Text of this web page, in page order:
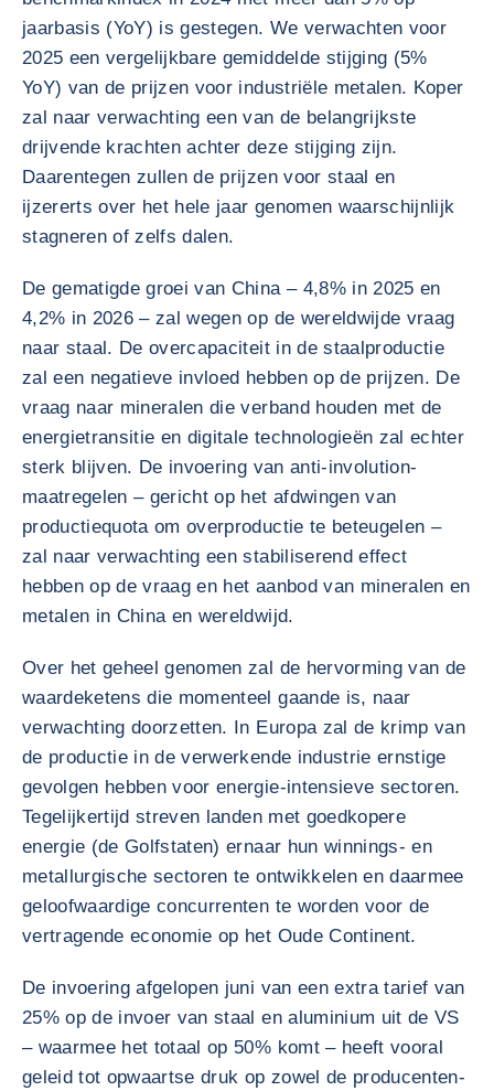
jaarbasis (YoY) is gestegen. We verwachten voor
2025 een vergelijkbare gemiddelde stijging (5%
YoY) van de prijzen voor industriële metalen. Koper
zal naar verwachting een van de belangrijkste
drijvende krachten achter deze stijging zijn.
Daarentegen zullen de prijzen voor staal en
ijzererts over het hele jaar genomen waarschijnlijk
stagneren of zelfs dalen.
De gematigde groei van China – 4,8% in 2025 en
4,2% in 2026 – zal wegen op de wereldwijde vraag
naar staal. De overcapaciteit in de staalproductie
zal een negatieve invloed hebben op de prijzen. De
vraag naar mineralen die verband houden met de
energietransitie en digitale technologieën zal echter
sterk blijven. De invoering van anti-involution-
maatregelen – gericht op het afdwingen van
productiequota om overproductie te beteugelen –
zal naar verwachting een stabiliserend effect
hebben op de vraag en het aanbod van mineralen en
metalen in China en wereldwijd.
Over het geheel genomen zal de hervorming van de
waardeketens die momenteel gaande is, naar
verwachting doorzetten. In Europa zal de krimp van
de productie in de verwerkende industrie ernstige
gevolgen hebben voor energie-intensieve sectoren.
Tegelijkertijd streven landen met goedkopere
energie (de Golfstaten) ernaar hun winnings- en
metallurgische sectoren te ontwikkelen en daarmee
geloofwaardige concurrenten te worden voor de
vertragende economie op het Oude Continent.
De invoering afgelopen juni van een extra tarief van
25% op de invoer van staal en aluminium uit de VS
– waarmee het totaal op 50% komt – heeft vooral
geleid tot opwaartse druk op zowel de producenten-